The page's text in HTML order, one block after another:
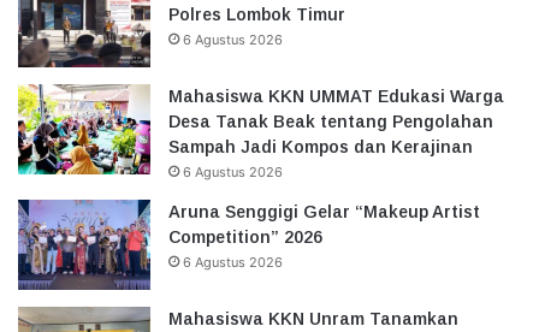
Polres Lombok Timur
6 Agustus 2026
Mahasiswa KKN UMMAT Edukasi Warga
Desa Tanak Beak tentang Pengolahan
Sampah Jadi Kompos dan Kerajinan
6 Agustus 2026
Aruna Senggigi Gelar “Makeup Artist
Competition” 2026
6 Agustus 2026
Mahasiswa KKN Unram Tanamkan